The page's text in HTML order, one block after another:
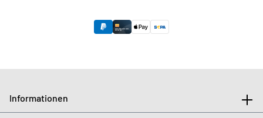
Informationen